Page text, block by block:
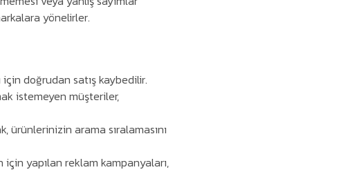
yönelirler.
doğrudan satış kaybedilir.
istemeyen müşteriler,
arama sıralamasını
yapılan reklam kampanyaları,